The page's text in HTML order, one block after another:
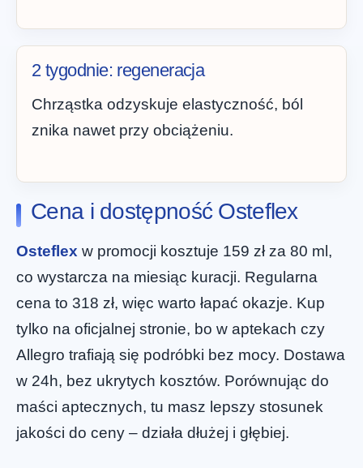
2 tygodnie: regeneracja
Chrząstka odzyskuje elastyczność, ból
znika nawet przy obciążeniu.
Cena i dostępność Osteflex
Osteflex w promocji kosztuje 159 zł za 80 ml,
co wystarcza na miesiąc kuracji. Regularna
cena to 318 zł, więc warto łapać okazje. Kup
tylko na oficjalnej stronie, bo w aptekach czy
Allegro trafiają się podróbki bez mocy. Dostawa
w 24h, bez ukrytych kosztów. Porównując do
maści aptecznych, tu masz lepszy stosunek
jakości do ceny – działa dłużej i głębiej.